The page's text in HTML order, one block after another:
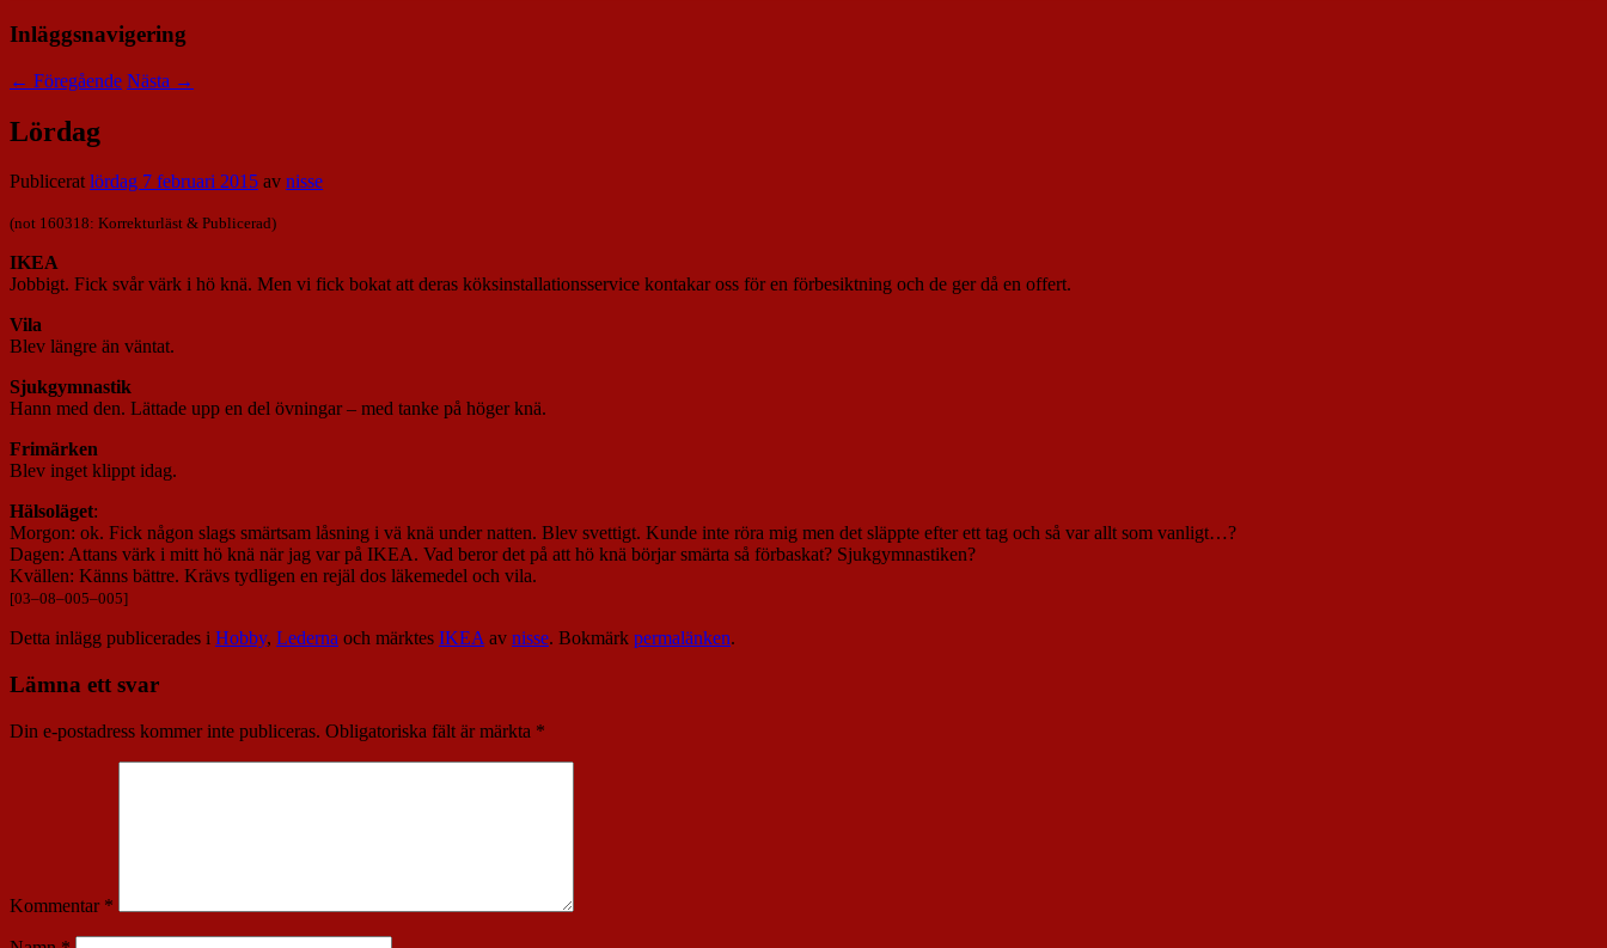
Inläggsnavigering
← Föregående Nästa →
Lördag
Publiceratlördag 7 februari 2015 av nisse
(not 160318: Korrekturläst & Publicerad)
IKEA
Jobbigt. Fick svår värk i hö knä. Men vi fick bokat att deras köksinstallationsservice kontakar oss för en förbesiktning och de ger då en offert.
Vila
Blev längre än väntat.
Sjukgymnastik
Hann med den. Lättade upp en del övningar – med tanke på höger knä.
Frimärken
Blev inget klippt idag.
Hälsoläget:
Morgon: ok. Fick någon slags smärtsam låsning i vä knä under natten. Blev svettigt. Kunde inte röra mig men det släppte efter ett tag och så var allt som vanligt…?
Dagen: Attans värk i mitt hö knä när jag var på IKEA. Vad beror det på att hö knä börjar smärta så förbaskat? Sjukgymnastiken?
Kvällen: Känns bättre. Krävs tydligen en rejäl dos läkemedel och vila.
[03–08–005–005]
Detta inlägg publicerades i Hobby, Lederna och märktes IKEAav nisse. Bokmärk permalänken.
Lämna ett svar
Din e-postadress kommer inte publiceras. Obligatoriska fält är märkta *
Kommentar *